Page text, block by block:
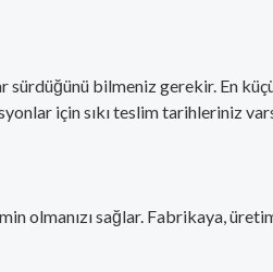
sürdüğünü bilmeniz gerekir. En
için sıkı teslim tarihleriniz
olmanızı sağlar. Fabrikaya,